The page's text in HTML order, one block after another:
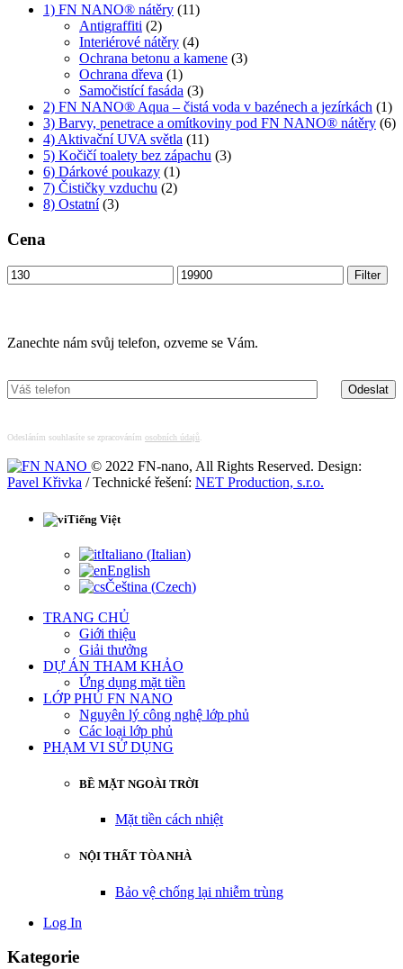
1) FN NANO® nátěry (11)
Antigraffiti (2)
Interiérové nátěry (4)
Ochrana betonu a kamene (3)
Ochrana dřeva (1)
Samočistící fasáda (3)
2) FN NANO® Aqua – čistá voda v bazénech a jezírkách (1)
3) Barvy, penetrace a omítkoviny pod FN NANO® nátěry (6)
4) Aktivační UVA světla (11)
5) Kočičí toalety bez zápachu (3)
6) Dárkové poukazy (1)
7) Čističky vzduchu (2)
8) Ostatní (3)
Cena
Min
price
Max
price
Filter
Zanechte nám svůj telefon, ozveme se Vám.
Odesláním souhlasíte se zpracováním osobních údajů
© 2022 FN-nano, All Rights Reserved. Design:
Pavel Křivka / Technické řešení: NET Production, s.r.o.
Tiếng Việt
Italiano (Italian)
English
Čeština (Czech)
TRANG CHỦ
Giới thiệu
Giải thưởng
DỰ ÁN THAM KHẢO
Ứng dụng mặt tiền
LỚP PHỦ FN NANO
Nguyên lý công nghệ lớp phủ
Các loại lớp phủ
PHẠM VI SỬ DỤNG
BỀ MẶT NGOÀI TRỜI
Mặt tiền cách nhiệt
NỘI THẤT TÒA NHÀ
Bảo vệ chống lại nhiễm trùng
Log In
Kategorie